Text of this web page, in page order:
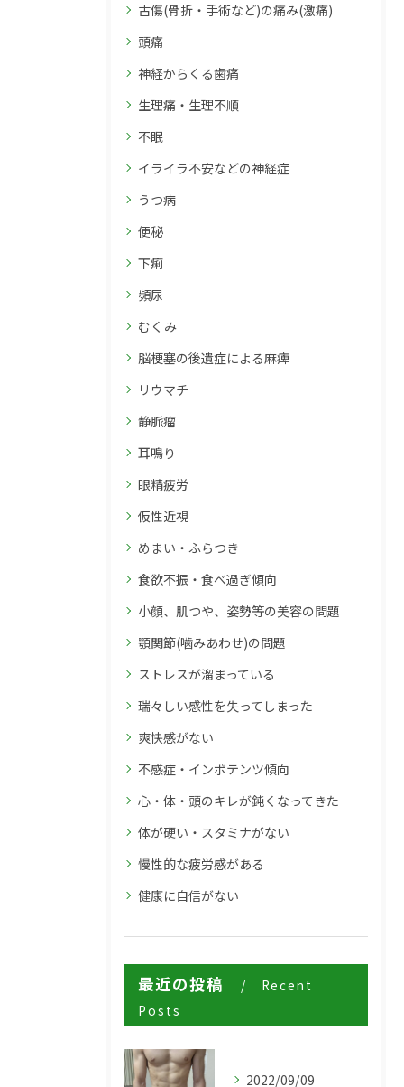
古傷(骨折・手術など)の痛み(激痛)
頭痛
神経からくる歯痛
生理痛・生理不順
不眠
イライラ不安などの神経症
うつ病
便秘
下痢
頻尿
むくみ
脳梗塞の後遺症による麻痺
リウマチ
静脈瘤
耳鳴り
眼精疲労
仮性近視
めまい・ふらつき
食欲不振・食べ過ぎ傾向
小顔、肌つや、姿勢等の美容の問題
顎関節(噛みあわせ)の問題
ストレスが溜まっている
瑞々しい感性を失ってしまった
爽快感がない
不感症・インポテンツ傾向
心・体・頭のキレが鈍くなってきた
体が硬い・スタミナがない
慢性的な疲労感がある
健康に自信がない
最近の投稿
Recent
Posts
2022/09/09